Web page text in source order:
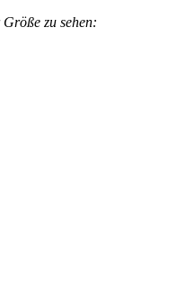
zu sehen: